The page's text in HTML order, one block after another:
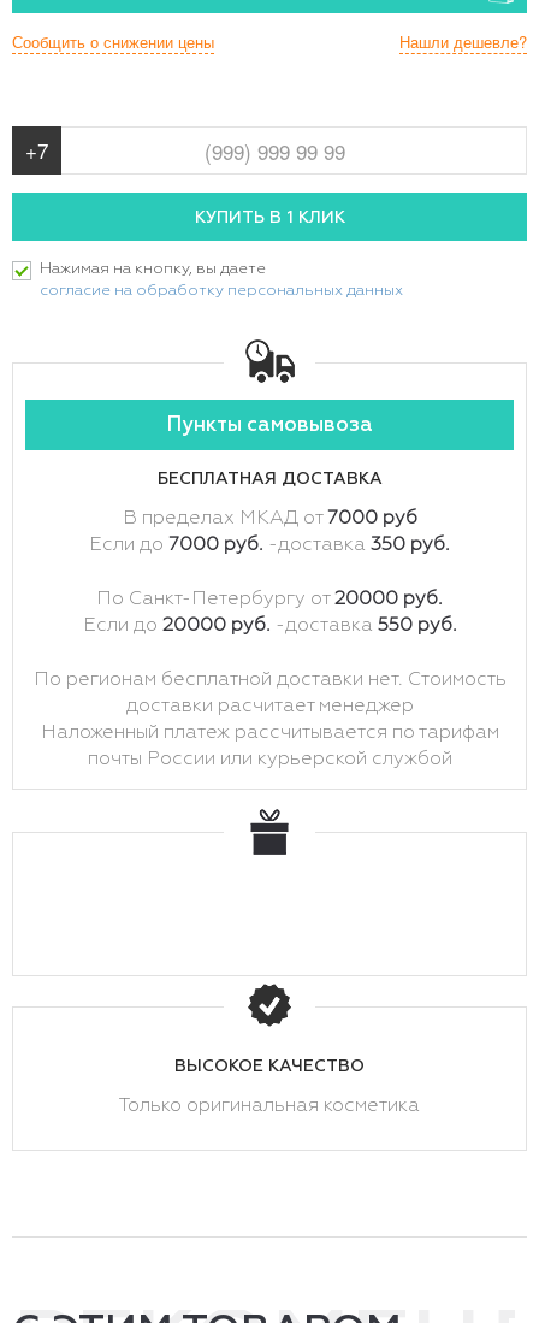
Нашли дешевле?
Сообщить о снижении цены
Нажимая на кнопку, вы даете
согласие на обработку персональных данных
Пункты самовывоза
БЕСПЛАТНАЯ ДОСТАВКА
В пределах МКАД от 7000 руб
Если до 7000 руб. -доставка 350 руб.
По Санкт-Петербургу от20000 руб.
Если до 20000 руб. -доставка 550 руб.
По регионам бесплатной доставки нет. Стоимость
доставки расчитает менеджер
Наложенный платеж рассчитывается по тарифам
почты России или курьерской службой
ВЫСОКОЕ КАЧЕСТВО
Только оригинальная косметика